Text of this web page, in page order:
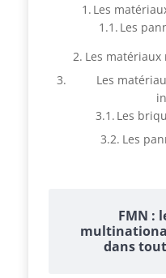
Les
Les
Les matériaux
Les
Les
Les
FMN :
dans